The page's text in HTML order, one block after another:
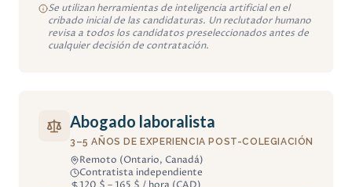
Se utilizan herramientas de inteligencia artificial en el
cribado inicial de las candidaturas. Un reclutador humano
revisa a todos los candidatos preseleccionados antes de
cualquier decisión de contratación.
Abogado laboralista
3–5 AÑOS DE EXPERIENCIA POST-COLEGIACIÓN
Remoto (Ontario, Canadá)
Contratista independiente